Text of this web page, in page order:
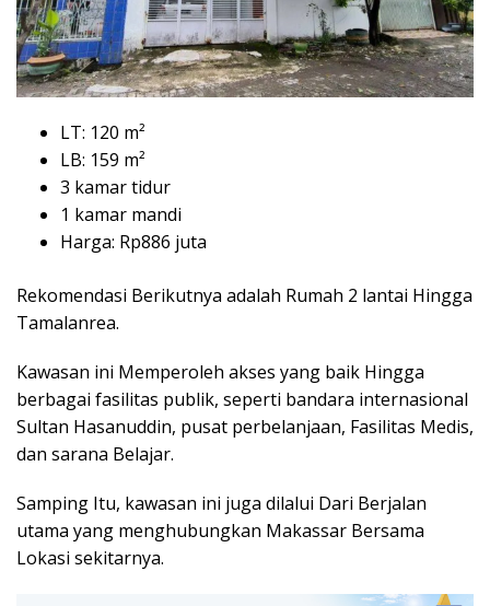
LT: 120 m²
LB: 159 m²
3 kamar tidur
1 kamar mandi
Harga: Rp886 juta
Rekomendasi Berikutnya adalah Rumah 2 lantai Hingga
Tamalanrea.
Kawasan ini Memperoleh akses yang baik Hingga
berbagai fasilitas publik, seperti bandara internasional
Sultan Hasanuddin, pusat perbelanjaan, Fasilitas Medis,
dan sarana Belajar.
Samping Itu, kawasan ini juga dilalui Dari Berjalan
utama yang menghubungkan Makassar Bersama
Lokasi sekitarnya.